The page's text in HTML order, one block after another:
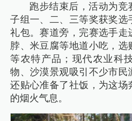
跑步结束后，活动为竞
子组一、二、三等奖获奖选
礼包。赛道旁，完赛选手走
脖、米豆腐等地道小吃，选
等农特产品；现代农业科
物、沙漠景观吸引不少市民
还贴心准备了社饭，为这场
的烟火气息。